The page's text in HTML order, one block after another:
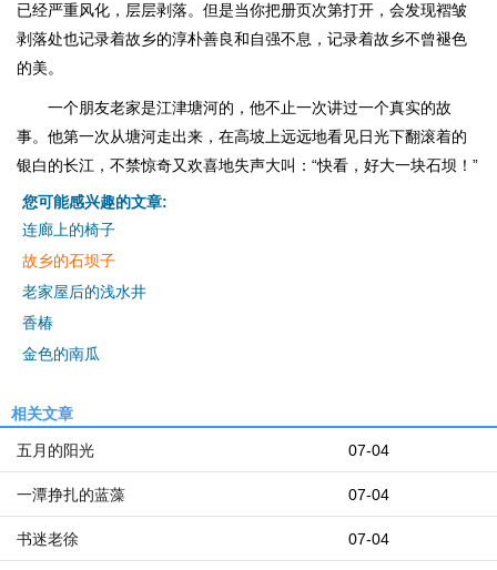
已经严重风化，层层剥落。但是当你把册页次第打开，会发现褶皱
剥落处也记录着故乡的淳朴善良和自强不息，记录着故乡不曾褪色
的美。
一个朋友老家是江津塘河的，他不止一次讲过一个真实的故
事。他第一次从塘河走出来，在高坡上远远地看见日光下翻滚着的
银白的长江，不禁惊奇又欢喜地失声大叫：“快看，好大一块石坝！”
您可能感兴趣的文章:
连廊上的椅子
故乡的石坝子
老家屋后的浅水井
香椿
金色的南瓜
相关文章
07-04
五月的阳光
07-04
一潭挣扎的蓝藻
07-04
书迷老徐